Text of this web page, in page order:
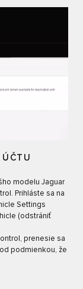
modelu Jaguar
Prihláste sa na
Settings
(odstrániť
prenesie sa
podmienkou, že